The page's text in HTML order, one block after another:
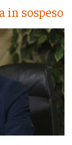
in sospeso